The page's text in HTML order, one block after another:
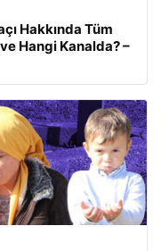
Hakkında Tüm
Hangi Kanalda? –